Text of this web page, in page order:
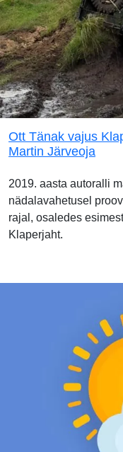
Ott Tänak vajus
Martin Järveoja
2019. aasta autoralli
nädalavahetusel
rajal, osaledes
Klaperjaht.